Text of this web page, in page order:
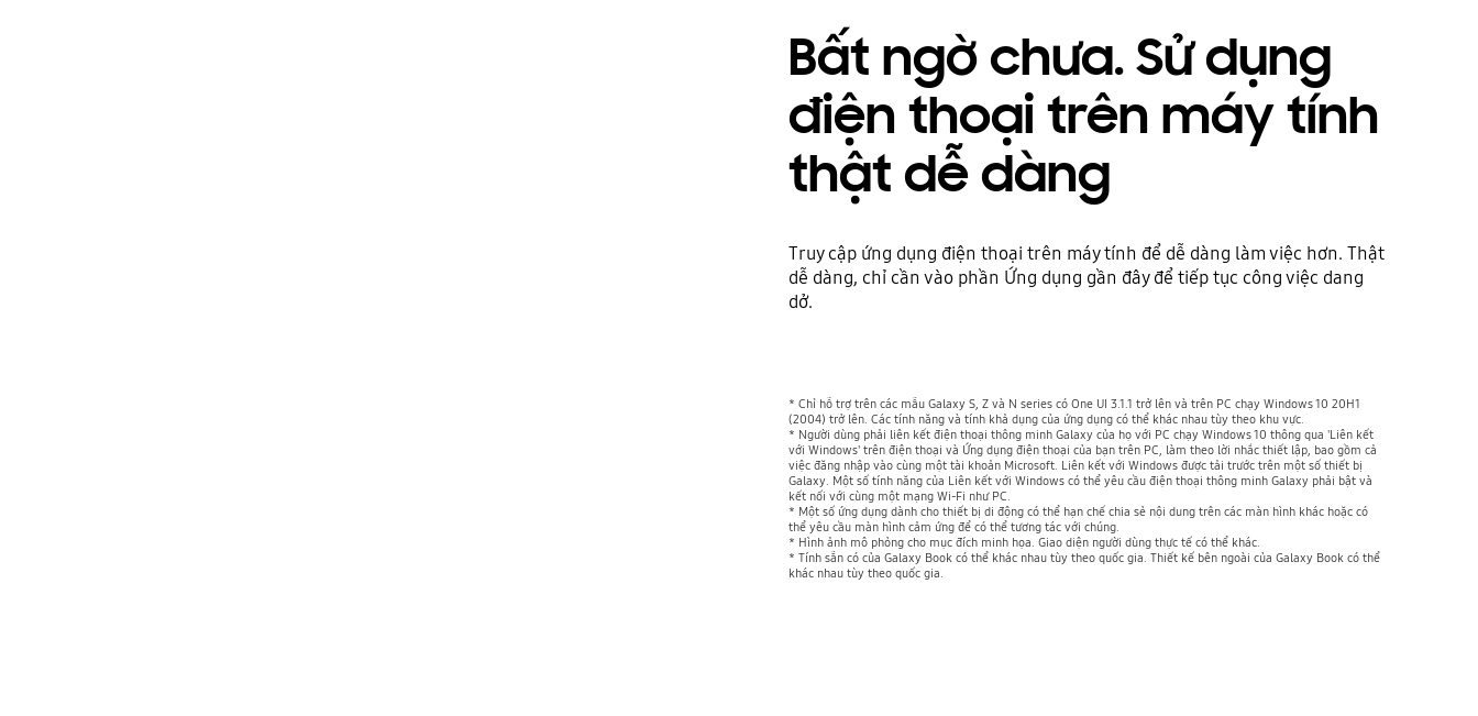
Bất ngờ chưa. Sử dụng
điện thoại trên máy tính
thật dễ dàng
Truy cập ứng dụng điện thoại trên máy tính để dễ dàng làm việc hơn. Thật
dễ dàng, chỉ cần vào phần Ứng dụng gần đây để tiếp tục công việc dang
dở.
* Chỉ hỗ trợ trên các mẫu Galaxy S, Z và N series có One UI 3.1.1 trở lên và trên PC chạy Windows 10 20H1
(2004) trở lên. Các tính năng và tính khả dụng của ứng dụng có thể khác nhau tùy theo khu vực.
* Người dùng phải liên kết điện thoại thông minh Galaxy của họ với PC chạy Windows 10 thông qua 'Liên kết
với Windows' trên điện thoại và Ứng dụng điện thoại của bạn trên PC, làm theo lời nhắc thiết lập, bao gồm cả
việc đăng nhập vào cùng một tài khoản Microsoft. Liên kết với Windows được tải trước trên một số thiết bị
Galaxy. Một số tính năng của Liên kết với Windows có thể yêu cầu điện thoại thông minh Galaxy phải bật và
kết nối với cùng một mạng Wi-Fi như PC.
* Một số ứng dụng dành cho thiết bị di động có thể hạn chế chia sẻ nội dung trên các màn hình khác hoặc có
thể yêu cầu màn hình cảm ứng để có thể tương tác với chúng.
* Hình ảnh mô phỏng cho mục đích minh họa. Giao diện người dùng thực tế có thể khác.
* Tính sẵn có của Galaxy Book có thể khác nhau tùy theo quốc gia. Thiết kế bên ngoài của Galaxy Book có thể
khác nhau tùy theo quốc gia.